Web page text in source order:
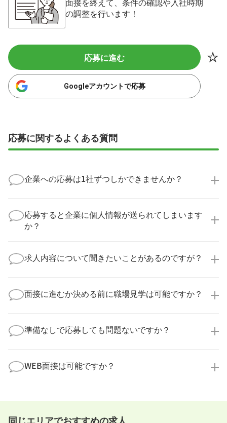
の調整を行います！
応募に進む
Googleアカウントで応募
応募に関するよくある質問
企業への応募は1社ずつしかできませんか？
実際に医療キャリアナビを利用して転職に成功した方
の多くは、複数応募して自分に合った職場を選ばれて
います。
応募すると企業に個人情報が送られてしまいます
か？
業様に個人情報が送られることはありません！
より詳細な求人情報をご確認いただいた上で、転職希
求人内容について聞きたいことがあるのですが？
してお答えいたします。
勤務体制や職場の雰囲気、研修制度など、どんな小さ
す！
面接に進むか決める前に職場見学は可能ですか？
積極的に受け入れています。実際の職場環境や働く人
の様子を見ることで、より安心してご判断いただけま
ださい！
準備なしで応募しても問題ないですか？
まで、一からサポートいたします。「転職を考え始め
たばかり」「何から始めればいいか分からない」とい
WEB面接は可能ですか？
すめしていますが、企業様によってはWEB面接を導入
事前に確認することは可能ですので、お気軽にお申し
同じエリアでおすすめの求人